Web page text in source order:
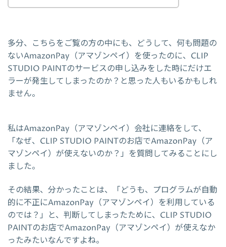
多分、こちらをご覧の方の中にも、どうして、何も問題の
ないAmazonPay（アマゾンペイ）を使ったのに、CLIP
STUDIO PAINTのサービスの申し込みをした時にだけエ
ラーが発生してしまったのか？と思った人もいるかもしれ
ません。
私はAmazonPay（アマゾンペイ）会社に連絡をして、
「なぜ、CLIP STUDIO PAINTのお店でAmazonPay（ア
マゾンペイ）が使えないのか？」を質問してみることにし
ました。
その結果、分かったことは、「どうも、プログラムが自動
的に不正にAmazonPay（アマゾンペイ）を利用している
のでは？」と、判断してしまったために、CLIP STUDIO
PAINTのお店でAmazonPay（アマゾンペイ）が使えなか
ったみたいなんですよね。